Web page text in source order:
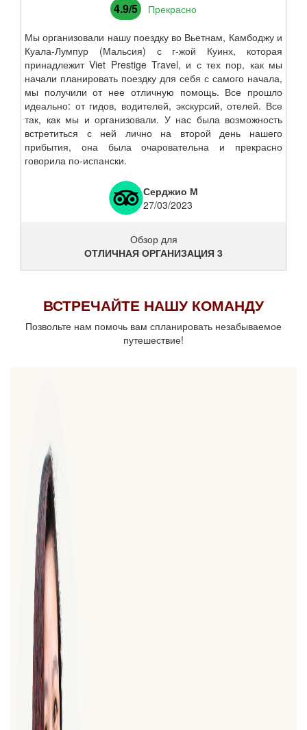
4.9/5 Прекрасно
Мы организовали нашу поездку во Вьетнам, Камбоджу и
Куала-Лумпур (Мальсия) с г-жой Куинх, которая
принадлежит Viet Prestige Travel, и с тех пор, как мы
начали планировать поездку для себя с самого начала,
мы получили от нее отличную помощь. Все прошло
идеально: от гидов, водителей, экскурсий, отелей. Все
так, как мы и организовали. У нас была возможность
встретиться с ней лично на второй день нашего
прибытия, она была очаровательна и прекрасно
говорила по-испански.
Серджио М
27/03/2023
Обзор для
ОТЛИЧНАЯ ОРГАНИЗАЦИЯ 3
ВСТРЕЧАЙТЕ НАШУ КОМАНДУ
Позвольте нам помочь вам спланировать незабываемое
путешествие!